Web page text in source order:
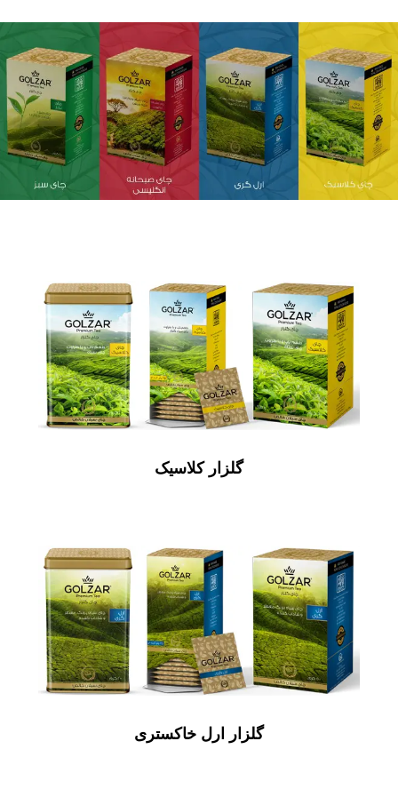
گلزار کلاسیک
گلزار ارل خاکستری